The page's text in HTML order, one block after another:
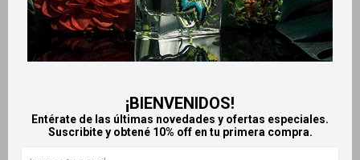
¡BIENVENIDOS!
Entérate de las últimas novedades y ofertas especiales.
Suscribite y obtené 10% off en tu primera compra.
Productos que te pueden interesar